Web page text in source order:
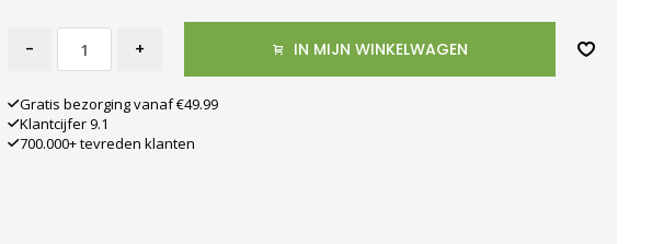
- + IN MIJN WINKELWAGEN
Gratis bezorging vanaf €49.99
Klantcijfer 9.1
700.000+ tevreden klanten